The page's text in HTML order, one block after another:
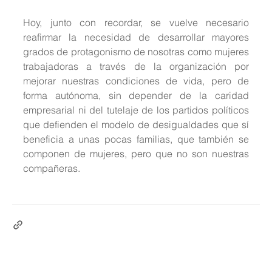
Hoy, junto con recordar, se vuelve necesario
reafirmar la necesidad de desarrollar mayores
grados de protagonismo de nosotras como mujeres
trabajadoras a través de la organización por
mejorar nuestras condiciones de vida, pero de
forma autónoma, sin depender de la caridad
empresarial ni del tutelaje de los partidos políticos
que defienden el modelo de desigualdades que sí
beneficia a unas pocas familias, que también se
componen de mujeres, pero que no son nuestras
compañeras.